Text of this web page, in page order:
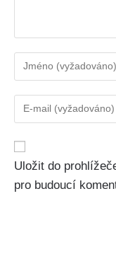
Uložit do
pro budoucí